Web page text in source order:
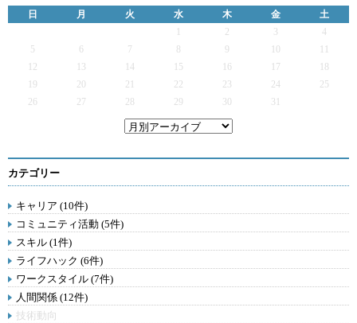
日 月 火 水 木 金
土
2 3
4
5
6 7 9
12
13 14 15 16 17
19
20 21 22 23 24
25
26
27 28 29 30 31
カテゴリー
キャリア (10件)
コミュニティ活動 (5件)
スキル (1件)
ライフハック (6件)
ワークスタイル (7件)
人間関係 (12件)
技術動向